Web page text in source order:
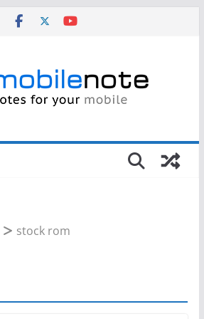
stock rom